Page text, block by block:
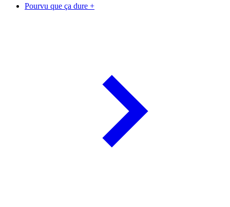
Pourvu que ça dure +